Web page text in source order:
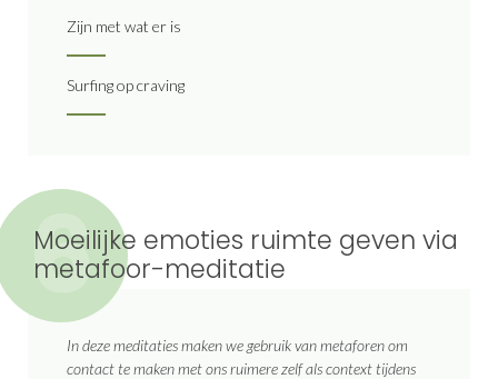
Zijn met wat er is
Surfing op craving
6
Moeilijke emoties ruimte geven via
metafoor-meditatie
In deze meditaties maken we gebruik van metaforen om
contact te maken met ons ruimere zelf als context tijdens